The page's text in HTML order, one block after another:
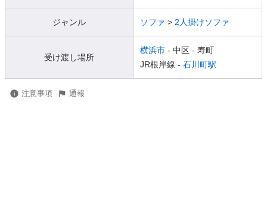
ジャンル ソファ > 2人掛けソファ
受け渡し場所
横浜市 - 中区 - 寿町
JR根岸線 - 石川町駅
注意事項 通報